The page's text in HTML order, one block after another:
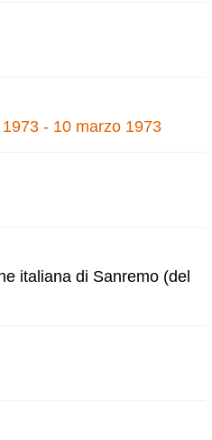
- 10 marzo 1973
italiana di Sanremo (del